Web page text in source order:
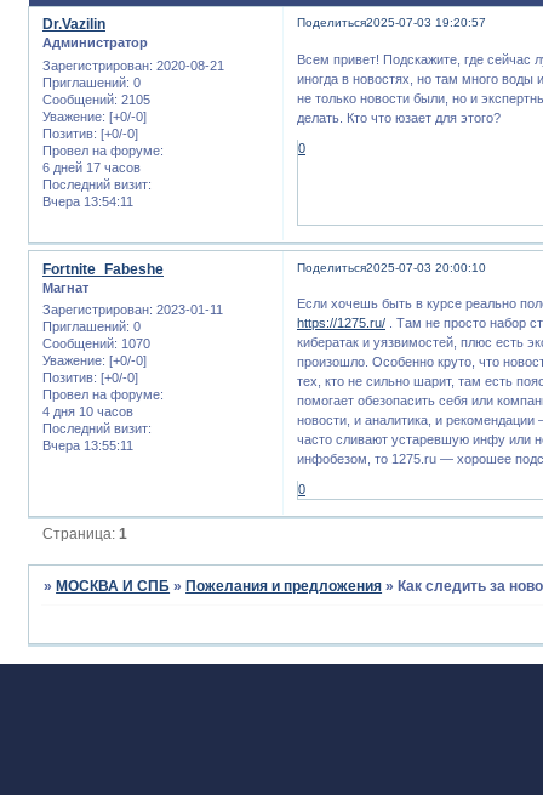
Поделиться2025-07-03 19:20:57
Dr.Vazilin
Администратор
Зарегистрирован: 2020-08-21
Приглашений: 0
Сообщений: 2105
Уважение: [+0/-0]
Позитив: [+0/-0]
Провел на форуме:
6 дней 17 часов
Последний визит:
Вчера 13:54:11
Всем привет! Подскажите, где сейчас
иногда в новостях, но там много воды
не только новости были, но и
делать. Кто что юзает для этого?
0
Поделиться2025-07-03 20:00:10
Fortnite_Fabeshe
Магнат
Зарегистрирован: 2023-01-11
Приглашений: 0
Сообщений: 1070
Уважение: [+0/-0]
Позитив: [+0/-0]
Провел на форуме:
4 дня 10 часов
Последний визит:
Вчера 13:55:11
Если хочешь быть в курсе реально
https://1275.ru/ . Там не просто набор
кибератак и уязвимостей, плюс есть
произошло. Особенно круто, что
тех, кто не сильно шарит, там есть
помогает обезопасить себя или
новости, и аналитика, и
часто сливают устаревшую инфу или
инфобезом, то 1275.ru — хорошее
0
Страница:1
»МОСКВА И СПБ »Пожелания и предложения »Как следить за